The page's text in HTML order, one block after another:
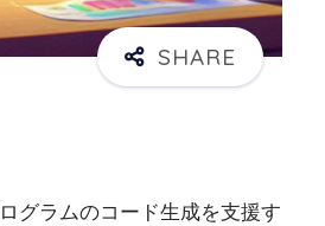
グラムのコード生成を支援す